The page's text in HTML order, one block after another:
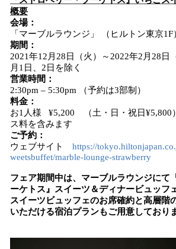
概要
会場：
「マーブルラウンジ」 （ヒルトン東京1F
期間：
2021年12月28日（火）～2022年2月28
月1日、2日を除く
営業時間：
2:30pm – 5:30pm （予約は3部制）
料金：
お1人様 ¥5,200 （土・日・祝日
ス料を含みます
ご予約：
ウェブサイト https://
weetsbuffet/marble-lounge-strawberry
フェア期間中は、マーブルラウンジにて
ーケトス』スイーツ＆ディナービュッフ
スイーツビュッフェのお席確約と高層階
いただける宿泊プランもご用意しており